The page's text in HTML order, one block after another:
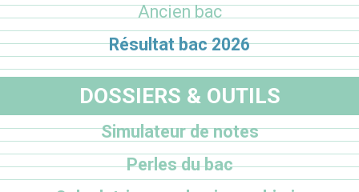
Ancien bac
Résultat bac 2026
DOSSIERS & OUTILS
Simulateur de notes
Perles du bac